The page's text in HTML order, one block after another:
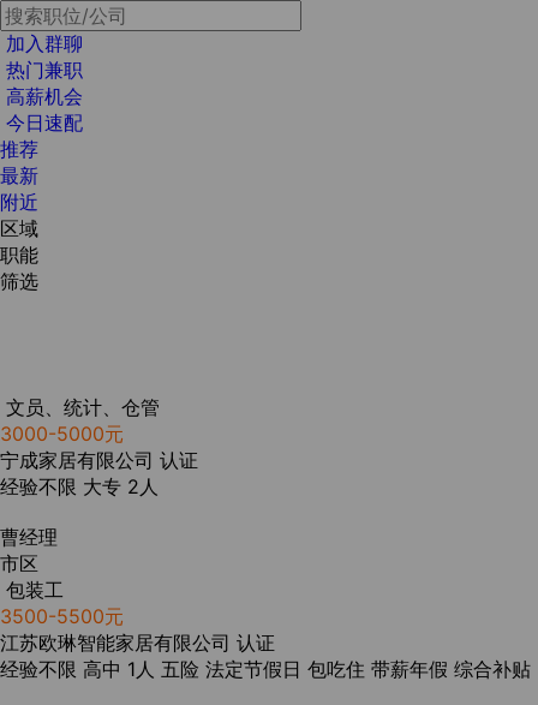
加入群聊
热门兼职
高薪机会
今日速配
推荐
最新
附近
区域
职能
筛选
文员、统计、仓管
3000-5000元
宁成家居有限公司 认证
经验不限 大专 2人
曹经理
市区
包装工
3500-5500元
江苏欧琳智能家居有限公司 认证
经验不限 高中 1人 五险 法定节假日 包吃住 带薪年假 综合补贴